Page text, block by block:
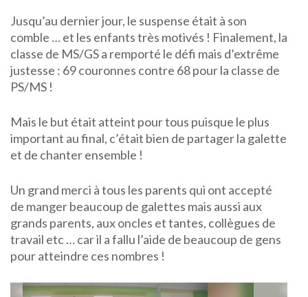
Jusqu’au dernier jour, le suspense était à son
comble … et les enfants très motivés ! Finalement, la
classe de MS/GS a remporté le défi mais d’extrême
justesse : 69 couronnes contre 68 pour la classe de
PS/MS !
Mais le but était atteint pour tous puisque le plus
important au final, c’était bien de partager la galette
et de chanter ensemble !
Un grand merci à tous les parents qui ont accepté
de manger beaucoup de galettes mais aussi aux
grands parents, aux oncles et tantes, collègues de
travail etc … car il a fallu l’aide de beaucoup de gens
pour atteindre ces nombres !